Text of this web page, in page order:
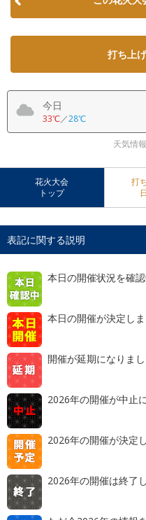
打ち上
今日
33℃／28℃
天気情
花火大会
トップ
打
表記に関する説明
本日の開催状況を確
本日の開催が決定し
開催が延期になりま
2026年の開催が中止
2026年の開催が決定
2026年の開催は終了